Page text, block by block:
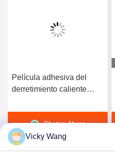
Película adhesiva del
derretimiento caliente
del poliuretano 3412
Chatea Ahora
Vicky Wang